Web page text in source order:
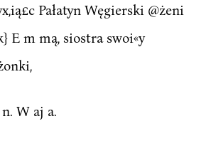
Pałatyn Węgierski @żeni
E m mą, siostra swoi«y
W aj a.